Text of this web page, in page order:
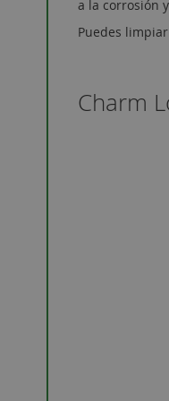
a la corrosión
Puedes
Charm